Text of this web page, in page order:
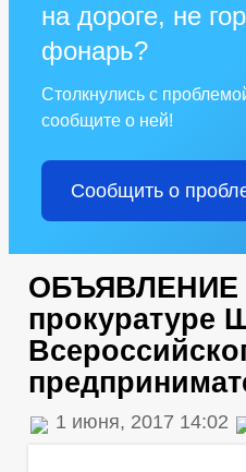
на дороге, не
фонарь?
Столкнулись с
сообщите о ней!
Сообщить о
ОБЪЯВЛЕНИЕ
прокуратуре
1 июня, 2017 14:02